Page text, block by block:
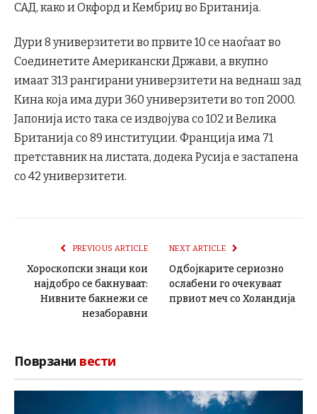
САД, како и Окфорд и Кембриџ во Британија.
Дури 8 универзитети во првите 10 се наоѓаат во
Соединетите Американски Држави, а вкупно
имаат 313 рангирани универзитети на веднаш зад
Кина која има дури 360 универзитети во топ 2000.
Јапонија исто така се издвојува со 102 и Велика
Британија со 89 институции. Франција има 71
претставник на листата, додека Русија е застапена
со 42 универзитети.
PREVIOUS ARTICLE
Хороскопски знаци кои
најдобро се бакнуваат:
Нивните бакнежи се
незаборавни
NEXT ARTICLE
Одбојкарите сериозно
ослабени го очекуваат
првиот меч со Холандија
Поврзани вести